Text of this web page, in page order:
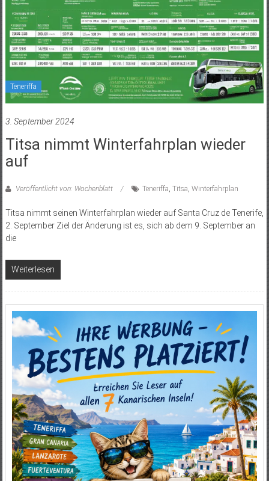
Teneriffa
3. September 2024
Titsa nimmt Winterfahrplan wieder
auf
Veröffentlicht von: Wochenblatt Teneriffa, Titsa, Winterfahrplan
Titsa nimmt seinen Winterfahrplan wieder auf Santa Cruz de Tenerife,
2. September Ziel der Änderung ist es, sich ab dem 9. September an
die
Weiterlesen